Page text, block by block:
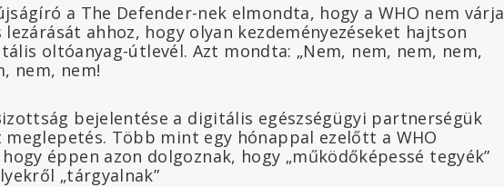
a The Defender-nek elmondta, hogy a WHO nem várja
ahhoz, hogy olyan kezdeményezéseket hajtson
oltóanyag-útlevél. Azt mondta: „Nem, nem, nem, nem,
nem, nem!
bejelentése a digitális egészségügyi partnerségük
Több mint egy hónappal ezelőtt a WHO
éppen azon dolgoznak, hogy „működőképessé tegyék”
„tárgyalnak”